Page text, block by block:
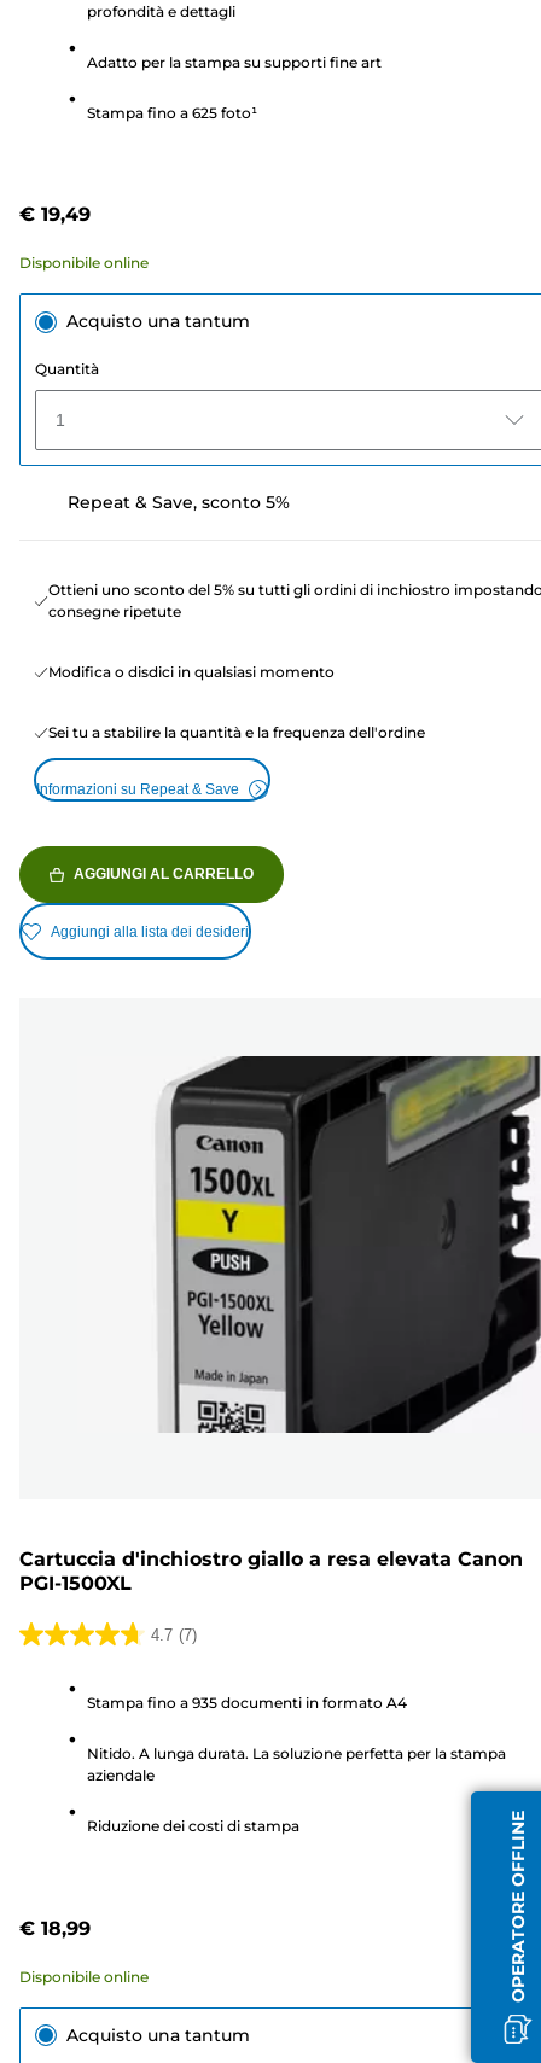
profondità e dettagli
Adatto per la stampa su supporti fine art
Stampa fino a 625 foto¹
€ 19,49
Disponibile online
Acquisto una tantum
Quantità
1
Repeat & Save, sconto 5%
Ottieni uno sconto del 5% su tutti gli ordini di inchiostro
consegne ripetute
Modifica o disdici in qualsiasi momento
Sei tu a stabilire la quantità e la frequenza dell'ordine
Informazioni su Repeat & Save
AGGIUNGI AL CARRELLO
Aggiungi alla lista dei desideri
Cartuccia d'inchiostro giallo a resa elevata Canon
PGI-1500XL
4.7 (7)
4.7
stelle.
Stampa fino a 935 documenti in formato A4
Nitido. A lunga durata. La soluzione perfetta per la stampa
aziendale
Riduzione dei costi di stampa
€ 18,99
Disponibile online
Acquisto una tantum
OPERATORE OFFLINE